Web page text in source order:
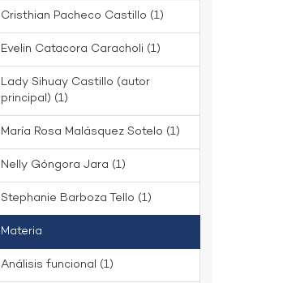
Cristhian Pacheco Castillo (1)
Evelin Catacora Caracholi (1)
Lady Sihuay Castillo (autor
principal) (1)
María Rosa Malásquez Sotelo (1)
Nelly Góngora Jara (1)
Stephanie Barboza Tello (1)
Materia
Análisis funcional (1)